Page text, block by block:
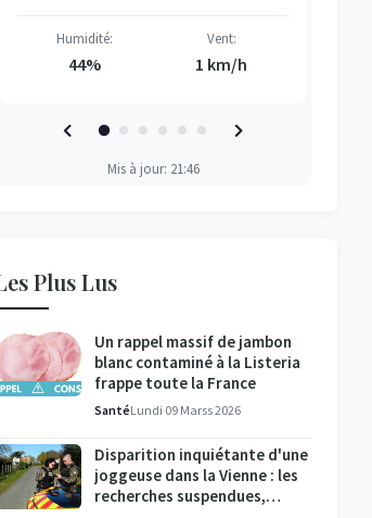
Humidité:
44%
Vent:
1 km/h
Mis à jour: 21:46
Plus Lus
Un rappel massif de jambon
blanc contaminé à la Listeria
frappe toute la France
SantéLundi 09 Marss 2026
Disparition inquiétante d'une
joggeuse dans la Vienne : les
recherches suspendues,